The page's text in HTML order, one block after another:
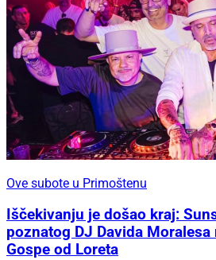
Ove subote u Primoštenu
Iščekivanju je došao kraj:
poznatog DJ Davida
Gospe od Loreta